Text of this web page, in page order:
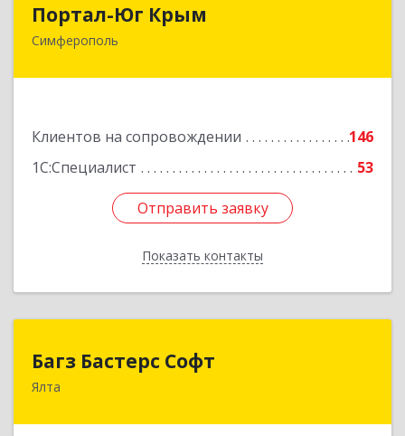
Портал-Юг Крым
Симферополь
Клиентов на сопровождении
146
1С:Специалист
53
Отправить заявку
Показать контакты
295015, Крым Респ, Симферополь г, Козлова ул,
Отправить заявку
Назад
Багз Бастерс Софт
Ялта
Багз Бастерс Софт
298603, Крым Респ, Ялта г, Свердлова ул, дом №